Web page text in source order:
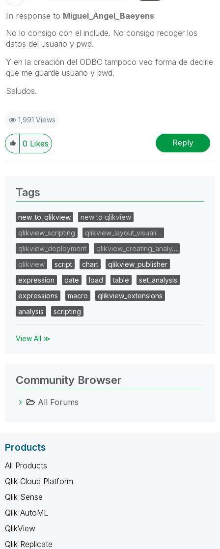
In response to Miguel_Angel_Baeyens
No lo consigo con el include. No consigo recoger los
datos del usuario y pwd.
Y en la creación del ODBC tampoco veo forma de decirle
que me guarde usuario y pwd.
Saludos.
1,991 Views
0 Likes Reply
Tags
new_to_qlikview
new to qlikview
qlikview_scripting
qlikview_layout_visuali…
qlikview_deployment
qlikview_creating_analy…
qlikview
script chart
qlikview_publisher
expression
date load table
set_analysis
expressions
macro
qlikview_extensions
analysis
scripting
View All ≫
Community Browser
All Forums
Products
All Products
Qlik Cloud Platform
Qlik Sense
Qlik AutoML
QlikView
Qlik Replicate